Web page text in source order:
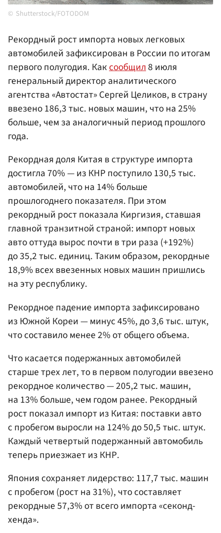
Shutterstock/FOTODOM
Рекордный рост импорта новых легковых
автомобилей зафиксирован в России по итогам
первого полугодия. Каксообщил8 июля
генеральный директор аналитического
агентства «Автостат» Сергей Целиков, в страну
ввезено 186,3 тыс. новых машин, что на 25%
больше, чем за аналогичный период прошлого
года.
Рекордная доля Китая в структуре импорта
достигла 70% — из КНР поступило 130,5 тыс.
автомобилей, что на 14% больше
прошлогоднего показателя. При этом
рекордный рост показала Киргизия, ставшая
главной транзитной страной: импорт новых
авто оттуда вырос почти в три раза (+192%)
до 35,2 тыс. единиц. Таким образом, рекордные
18,9% всех ввезенных новых машин пришлись
на эту республику.
Рекордное падение импорта зафиксировано
из Южной Кореи — минус 45%, до 3,6 тыс. штук,
что составило менее 2% от общего объема.
Что касается подержанных автомобилей
старше трех лет, то в первом полугодии ввезено
рекордное количество — 205,2 тыс. машин,
на 13% больше, чем годом ранее. Рекордный
рост показал импорт из Китая: поставки авто
с пробегом выросли на 124% до 50,5 тыс. штук.
Каждый четвертый подержанный автомобиль
теперь приезжает из КНР.
Япония сохраняет лидерство: 117,7 тыс. машин
с пробегом (рост на 31%), что составляет
рекордные 57,3% от всего импорта «секонд-
хенда».